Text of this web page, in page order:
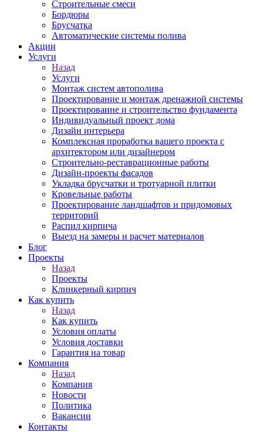
Строительные смеси
Бордюры
Брусчатка
Автоматические системы полива
Акции
Услуги
Назад
Услуги
Монтаж систем автополива
Проектирование и монтаж дренажной системы
Проектироваине и строительство фундамента
Индивидуальный проект дома
Дизайн интерьера
Комплексная проработка вашего проекта с
архитектором или дизайнером
Строительно-реставрационные работы
Дизайн-проекты фасадов
Укладка брусчатки и тротуарной плитки
Кровельные работы
Проектирование ландшафтов и придомовых
территорий
Распил кирпича
Выезд на замеры и расчет материалов
Блог
Проекты
Назад
Проекты
Клинкерный кирпич
Как купить
Назад
Как купить
Условия оплаты
Условия доставки
Гарантия на товар
Компания
Назад
Компания
Новости
Политика
Вакансии
Контакты